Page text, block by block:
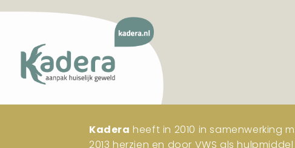
Kadera heeft in 2010 in samenwerking
2013 herzien en door VWS als